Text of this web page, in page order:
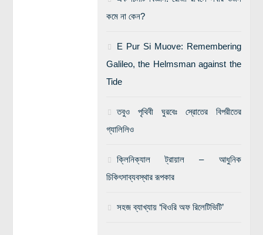
কমে না কেন?
E Pur Si Muove: Remembering
Galileo, the Helmsman against the
Tide
তবুও পৃথিবী ঘুরবেঃ স্রোতের বিপরীতের
গ্যালিলিও
ক্লিনিক্যাল ট্রায়াল – আধুনিক
চিকিৎসাব্যবস্থার রূপকার
সহজ ব্যাখ্যায় ‘থিওরি অফ রিলেটিভিটি’